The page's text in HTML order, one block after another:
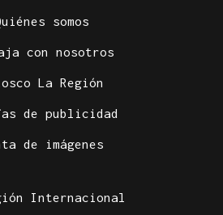
somos
con nosotros
La Región
de publicidad
de imágenes
Internacional